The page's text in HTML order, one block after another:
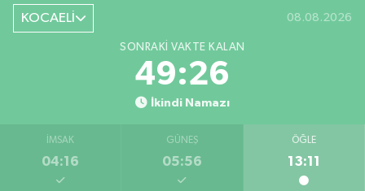
KOCAELİ 08.08.2026
SONRAKI VAKTE KALAN
49:25
İkindi Namazı
İMSAK
04:16
GÜNEŞ
05:56
ÖĞLE
13:11